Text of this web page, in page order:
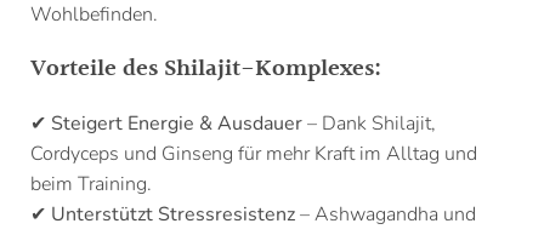
Wohlbefinden.
Vorteile des Shilajit-Komplexes:
✔ Steigert Energie & Ausdauer– Dank Shilajit,
Cordyceps und Ginseng für mehr Kraft im Alltag und
beim Training.
✔ Unterstützt Stressresistenz– Ashwagandha und